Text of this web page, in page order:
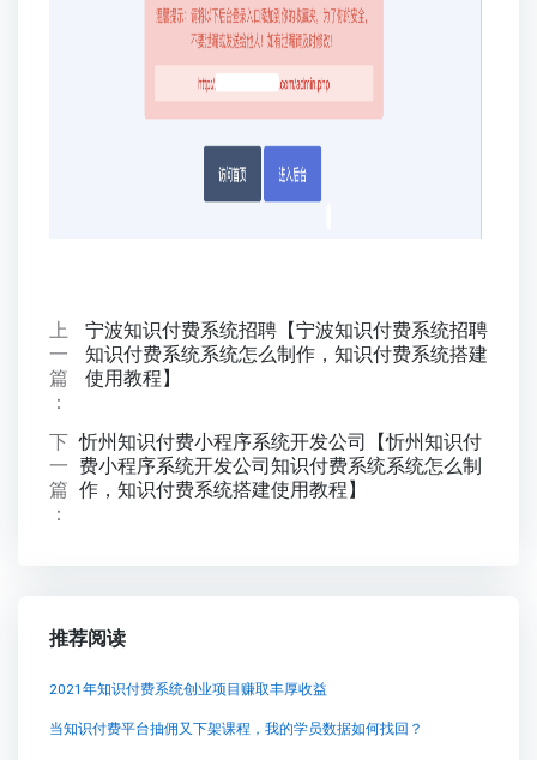
上
一
篇
：
宁波知识付费系统招聘【宁波知识付费系统招聘
知识付费系统系统怎么制作，知识付费系统搭建
使用教程】
下
一
篇
：
忻州知识付费小程序系统开发公司【忻州知识付
费小程序系统开发公司知识付费系统系统怎么制
作，知识付费系统搭建使用教程】
推荐阅读
2021年知识付费系统创业项目赚取丰厚收益
当知识付费平台抽佣又下架课程，我的学员数据如何找回？